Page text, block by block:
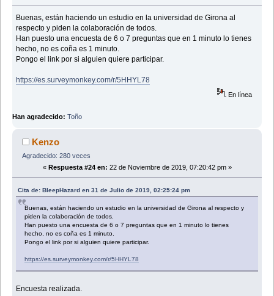
Buenas, están haciendo un estudio en la universidad de Girona al
respecto y piden la colaboración de todos.
Han puesto una encuesta de 6 o 7 preguntas que en 1 minuto lo tienes
hecho, no es coña es 1 minuto.
Pongo el link por si alguien quiere participar.
https://es.surveymonkey.com/r/5HHYL78
En línea
Han agradecido: Toño
Kenzo
Agradecido: 280 veces
« Respuesta #24 en: 22 de Noviembre de 2019, 07:20:42 pm »
Cita de: BleepHazard en 31 de Julio de 2019, 02:25:24 pm
Buenas, están haciendo un estudio en la universidad de Girona al respecto y
piden la colaboración de todos.
Han puesto una encuesta de 6 o 7 preguntas que en 1 minuto lo tienes
hecho, no es coña es 1 minuto.
Pongo el link por si alguien quiere participar.
https://es.surveymonkey.com/r/5HHYL78
Encuesta realizada.